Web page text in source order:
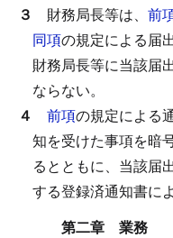
３ 財務局長等は、 前
同項の規定による届
財務局長等に当該届
ならない。
４ 前項の規定による
知を受けた事項を暗
るとともに、当該届
する登録済通知書に
第二章 業務